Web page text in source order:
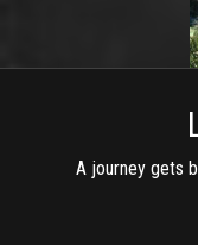
A journey gets